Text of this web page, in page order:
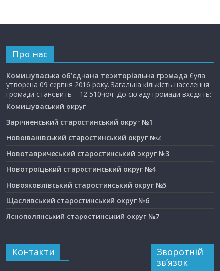
Про нас
Комишуваська об’єднана територіальна громада була
утворена 09 серпня 2016 року. Загальна кількість населення
громади становить – 12 510чол. До складу громади входять:
Комишуваський округ
Зарічненський старостинський округ №1
Новоіванівський старостинський округ №2
Новотавричеський старостинський округ №3
Новотроїцький старостинський округ №4
Новояковлівський старостинський округ №5
Щасливський старостинський округ №6
Яснополянський старостинський округ №7
Контакти
Зворотній
зв’язок